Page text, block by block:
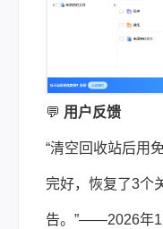
💬 用户反馈
“清空回收站后用
完好，恢复了3个
告。”——2026年1